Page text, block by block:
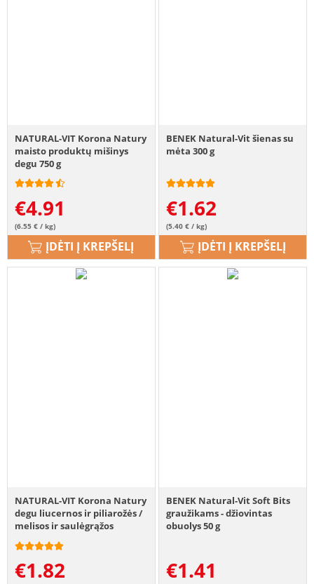
NATURAL-VIT Korona Natury
maisto produktų mišinys
degu 750 g
€4.91
(6.55 € / kg)
ĮDĖTI Į KREPŠELĮ
BENEK Natural-Vit šienas su
mėta 300 g
€1.62
(5.40 € / kg)
ĮDĖTI Į KREPŠELĮ
NATURAL-VIT Korona Natury
degu liucernos ir piliarožės /
melisos ir saulėgrąžos
€1.82
BENEK Natural-Vit Soft Bits
graužikams - džiovintas
obuolys 50 g
€1.41